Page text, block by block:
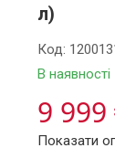
л)
В наявності
Код:
9 999
Показати